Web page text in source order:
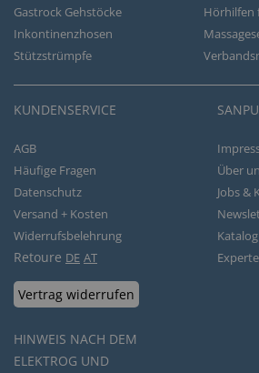
Gastrock Gehstöcke
Hörhilfen
Inkontinenzhosen
Stützstrümpfe
KUNDENSERVICE
AGB
Häufige Fragen
Datenschutz
Versand + Kosten
Widerrufsbelehrung
Retoure DE AT
Vertrag widerrufen
HINWEIS NACH DEM
ELEKTROG UND
Über
Jobs &